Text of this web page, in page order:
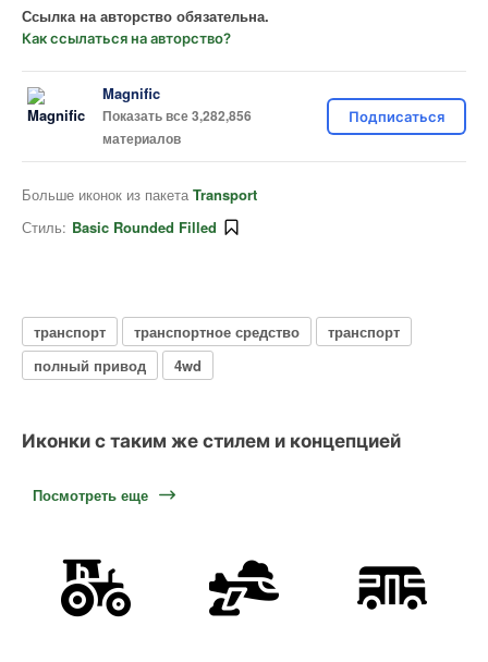
Ссылка на авторство обязательна.
Как ссылаться на авторство?
Magnific
Показать все 3,282,856
материалов
Подписаться
Больше иконок из пакета Transport
Стиль: Basic Rounded Filled
транспорт транспортное средство
транспорт
полный привод
4wd
Иконки с таким же стилем и концепцией
Посмотреть еще